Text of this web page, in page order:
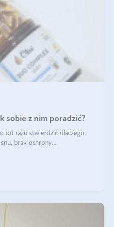
sobie z nim poradzić?
od razu stwierdzić dlaczego.
brak ochrony